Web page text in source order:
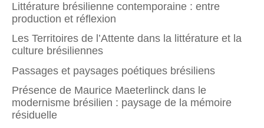
Littérature brésilienne contemporaine : entre
production et réflexion
Les Territoires de l’Attente dans la littérature et la
culture brésiliennes
Passages et paysages poétiques brésiliens
Présence de Maurice Maeterlinck dans le
modernisme brésilien : paysage de la mémoire
résiduelle